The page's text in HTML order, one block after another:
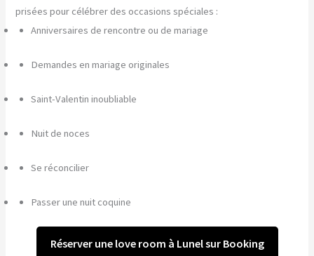
prisées pour célébrer des occasions spéciales :
Anniversaires de rencontre ou de mariage
Demandes en mariage originales
Saint-Valentin inoubliable
Nuit de noces
Se réconcilier
Passer une nuit coquine
Réserver une love room à Lunel sur Booking